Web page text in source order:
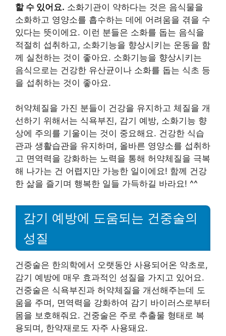
할 수 있어요. 소화기관이 약하다는 것은 음식물을
소화하고 영양소를 흡수하는 데에 어려움을 겪을 수
있다는 뜻이에요. 이런 분들은 소화를 돕는 음식을
적절히 섭취하고, 소화기능을 향상시키는 운동을 함
께 실천하는 것이 좋아요. 소화기능을 향상시키는
음식으로는 건강한 유산균이나 소화를 돕는 식초 등
을 섭취하는 것이 좋아요.
허약체질을 가진 분들이 건강을 유지하고 체질을 개
선하기 위해서는 식욕부진, 감기 예방, 소화기능 향
상에 주의를 기울이는 것이 중요해요. 건강한 식습
관과 생활습관을 유지하며, 올바른 영양소를 섭취하
고 면역력을 강화하는 노력을 통해 허약체질을 극복
해 나가는 건 어렵지만 가능한 일이에요! 함께 건강
한 삶을 즐기며 행복한 일들 가득하길 바라요! ^^
감기 예방에 도움되는 건중술의
성질
건중술은 한의학에서 오랫동안 사용되어온 약초로,
감기 예방에 매우 효과적인 성질을 가지고 있어요.
건중술은 식욕부진과 허약체질을 개선해주는데 도
움을 주며, 면역력을 강화하여 감기 바이러스로부터
몸을 보호해줘요. 건중술은 주로 추출물 형태로 복
용되며, 한약재로도 자주 사용돼요.